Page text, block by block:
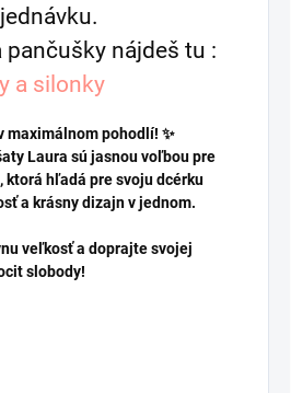
pančušky nájdeš tu :
a silonky
maximálnom pohodlí! ✨
Laura sú jasnou voľbou pre
ktorá hľadá pre svoju dcérku
a krásny dizajn v jednom.
veľkosť a doprajte svojej
slobody!